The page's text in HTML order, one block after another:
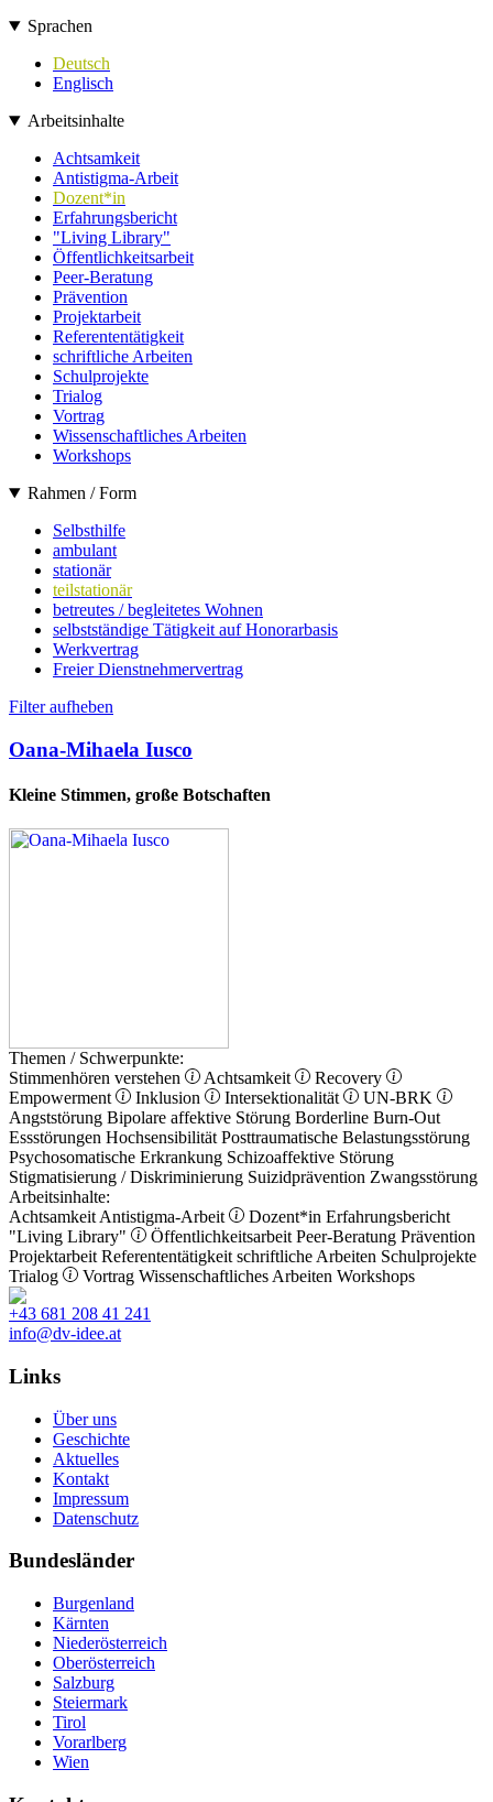
Sprachen
Deutsch
Englisch
Arbeitsinhalte
Achtsamkeit
Antistigma-Arbeit
Dozent*in
Erfahrungsbericht
"Living Library"
Öffentlichkeitsarbeit
Peer-Beratung
Prävention
Projektarbeit
Referententätigkeit
schriftliche Arbeiten
Schulprojekte
Trialog
Vortrag
Wissenschaftliches Arbeiten
Workshops
Rahmen / Form
Selbsthilfe
ambulant
stationär
teilstationär
betreutes / begleitetes Wohnen
selbstständige Tätigkeit auf Honorarbasis
Werkvertrag
Freier Dienstnehmervertrag
Filter aufheben
Oana-Mihaela Iusco
Kleine Stimmen, große Botschaften
Themen / Schwerpunkte:
Stimmenhören verstehen
Achtsamkeit
Recovery
Empowerment
Inklusion Intersektionalität
UN-BRK
Angststörung Bipolare affektive Störung Borderline Burn-Out
Essstörungen Hochsensibilität Posttraumatische Belastungsstörung
Psychosomatische Erkrankung Schizoaffektive Störung
Stigmatisierung / Diskriminierung Suizidprävention Zwangsstörung
Arbeitsinhalte:
Achtsamkeit Antistigma-Arbeit Dozent*in Erfahrungsbericht
"Living Library"
Öffentlichkeitsarbeit Peer-Beratung Prävention
Projektarbeit Referententätigkeit schriftliche Arbeiten Schulprojekte
Trialog
Vortrag Wissenschaftliches Arbeiten Workshops
+43 681 208 41 241
info@dv-idee.at
Links
Über uns
Geschichte
Aktuelles
Kontakt
Impressum
Datenschutz
Bundesländer
Burgenland
Kärnten
Niederösterreich
Oberösterreich
Salzburg
Steiermark
Tirol
Vorarlberg
Wien